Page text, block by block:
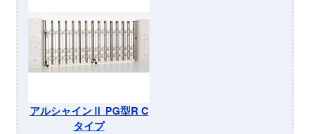
アルシャインⅡ PG型R C
タイプ